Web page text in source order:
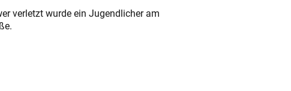
verletzt wurde ein Jugendlicher am